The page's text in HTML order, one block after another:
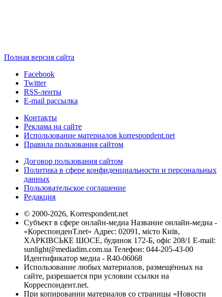
Полная версия сайта
Facebook
Twitter
RSS-ленты
E-mail рассылка
Контакты
Реклама на сайте
Использование материалов korrespondent.net
Правила пользования сайтом
Договор пользования сайтом
Политика в сфере конфиденциальности и персональных
данных
Пользовательское соглашение
Редакция
© 2000-2026, Korrespondent.net
Субъект в сфере онлайн-медиа Название онлайн-медиа -
«КореспонденТ.net» Адрес: 02091, місто Київ,
ХАРКІВСЬКЕ ШОСЕ, будинок 172-Б, офіс 208/1 E-mail:
sunlight@mediadim.com.ua Телефон: 044-205-43-00
Идентификатор медиа - R40-06068
Использование любых материалов, размещённых на
сайте, разрешается при условии ссылки на
Корреспондент.net.
При копировании материалов со страницы «Новости